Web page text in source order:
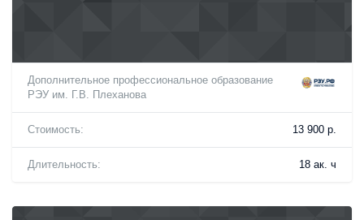
Дополнительное профессиональное образование
РЭУ им. Г.В. Плеханова
Стоимость: 13 900 р.
Длительность: 18 ак. ч